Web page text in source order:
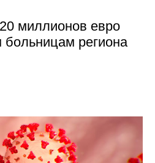
миллионов евро
больницам региона